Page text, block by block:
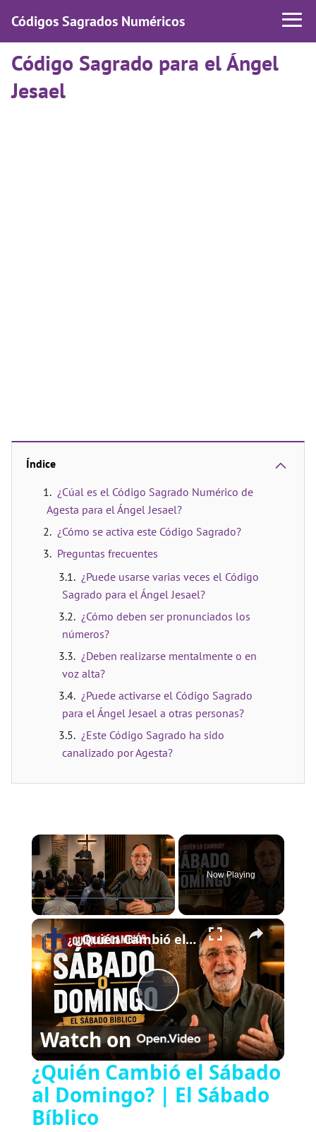
Códigos Sagrados Numéricos
Código Sagrado para el Ángel
Jesael
Índice
¿Cúal es el Código Sagrado Numérico de
Agesta para el Ángel Jesael?
¿Cómo se activa este Código Sagrado?
Preguntas frecuentes
¿Puede usarse varias veces el Código
Sagrado para el Ángel Jesael?
¿Cómo deben ser pronunciados los
números?
¿Deben realizarse mentalmente o en
voz alta?
¿Puede activarse el Código Sagrado
para el Ángel Jesael a otras personas?
¿Este Código Sagrado ha sido
canalizado por Agesta?
×
Play Unmute
Now Playing
×
P
¿Quién Cambió el Sábado al Domingo? | El Sábado Bíblico
Watch on
¿Quién Cambió el Sábado
al Domingo? | El Sábado
Bíblico